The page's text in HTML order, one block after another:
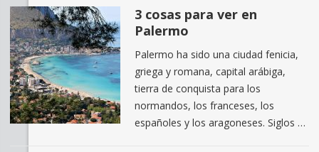
3 cosas para ver en
Palermo
Palermo ha sido una ciudad fenicia,
griega y romana, capital arábiga,
tierra de conquista para los
normandos, los franceses, los
españoles y los aragoneses. Siglos …